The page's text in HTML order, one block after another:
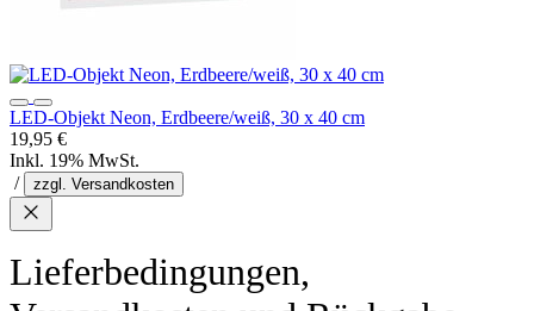
LED-Objekt Neon, Erdbeere/weiß, 30 x 40 cm
19,95 €
Inkl. 19% MwSt.
/
zzgl. Versandkosten
Lieferbedingungen,